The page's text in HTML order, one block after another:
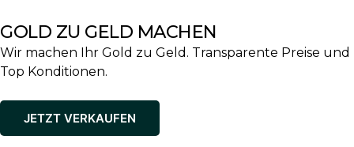
GOLD ZU GELD MACHEN
Wir machen Ihr Gold zu Geld. Transparente Preise und
Top Konditionen.
JETZT VERKAUFEN